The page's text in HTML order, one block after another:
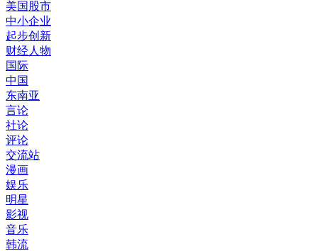
美国股市
中小企业
起步创新
财经人物
国际
中国
东南亚
言论
社论
评论
交流站
漫画
娱乐
明星
影视
音乐
韩流